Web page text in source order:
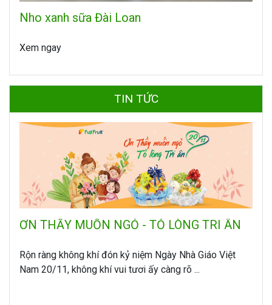
Nho xanh sữa Đài Loan
Xem ngay
TIN TỨC
ƠN THẦY MUỐN NGỎ - TỎ LÒNG TRI ÂN
Rộn ràng không khí đón kỷ niệm Ngày Nhà Giáo Việt
Nam 20/11, không khí vui tươi ấy càng rõ ...